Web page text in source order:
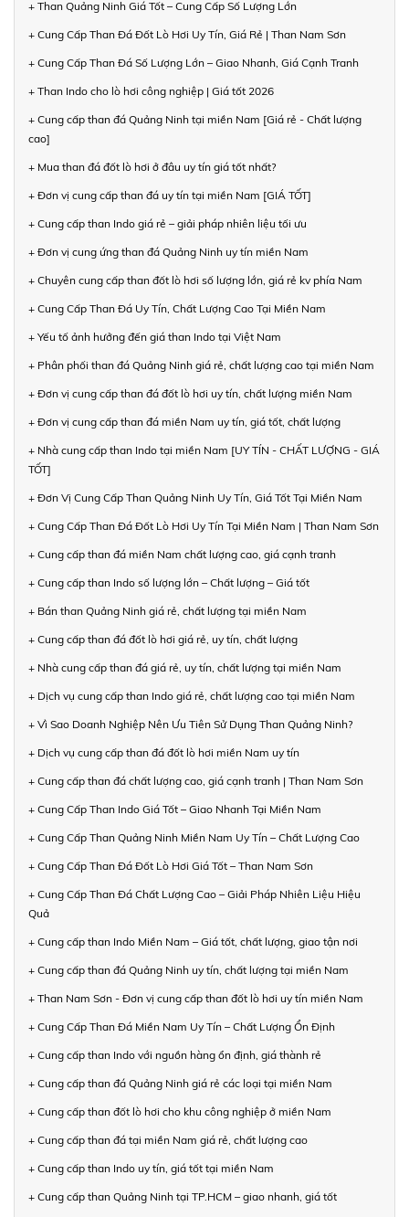
+ Than Quảng Ninh Giá Tốt – Cung Cấp Số Lượng Lớn
+ Cung Cấp Than Đá Đốt Lò Hơi Uy Tín, Giá Rẻ | Than Nam Sơn
+ Cung Cấp Than Đá Số Lượng Lớn – Giao Nhanh, Giá Cạnh Tranh
+ Than Indo cho lò hơi công nghiệp | Giá tốt 2026
+ Cung cấp than đá Quảng Ninh tại miền Nam [Giá rẻ - Chất lượng
cao]
+ Mua than đá đốt lò hơi ở đâu uy tín giá tốt nhất?
+ Đơn vị cung cấp than đá uy tín tại miền Nam [GIÁ TỐT]
+ Cung cấp than Indo giá rẻ – giải pháp nhiên liệu tối ưu
+ Đơn vị cung ứng than đá Quảng Ninh uy tín miền Nam
+ Chuyên cung cấp than đốt lò hơi số lượng lớn, giá rẻ kv phía Nam
+ Cung Cấp Than Đá Uy Tín, Chất Lượng Cao Tại Miền Nam
+ Yếu tố ảnh hưởng đến giá than Indo tại Việt Nam
+ Phân phối than đá Quảng Ninh giá rẻ, chất lượng cao tại miền Nam
+ Đơn vị cung cấp than đá đốt lò hơi uy tín, chất lượng miền Nam
+ Đơn vị cung cấp than đá miền Nam uy tín, giá tốt, chất lượng
+ Nhà cung cấp than Indo tại miền Nam [UY TÍN - CHẤT LƯỢNG - GIÁ
TỐT]
+ Đơn Vị Cung Cấp Than Quảng Ninh Uy Tín, Giá Tốt Tại Miền Nam
+ Cung Cấp Than Đá Đốt Lò Hơi Uy Tín Tại Miền Nam | Than Nam Sơn
+ Cung cấp than đá miền Nam chất lượng cao, giá cạnh tranh
+ Cung cấp than Indo số lượng lớn – Chất lượng – Giá tốt
+ Bán than Quảng Ninh giá rẻ, chất lượng tại miền Nam
+ Cung cấp than đá đốt lò hơi giá rẻ, uy tín, chất lượng
+ Nhà cung cấp than đá giá rẻ, uy tín, chất lượng tại miền Nam
+ Dịch vụ cung cấp than Indo giá rẻ, chất lượng cao tại miền Nam
+ Vì Sao Doanh Nghiệp Nên Ưu Tiên Sử Dụng Than Quảng Ninh?
+ Dịch vụ cung cấp than đá đốt lò hơi miền Nam uy tín
+ Cung cấp than đá chất lượng cao, giá cạnh tranh | Than Nam Sơn
+ Cung Cấp Than Indo Giá Tốt – Giao Nhanh Tại Miền Nam
+ Cung Cấp Than Quảng Ninh Miền Nam Uy Tín – Chất Lượng Cao
+ Cung Cấp Than Đá Đốt Lò Hơi Giá Tốt – Than Nam Sơn
+ Cung Cấp Than Đá Chất Lượng Cao – Giải Pháp Nhiên Liệu Hiệu
Quả
+ Cung cấp than Indo Miền Nam – Giá tốt, chất lượng, giao tận nơi
+ Cung cấp than đá Quảng Ninh uy tín, chất lượng tại miền Nam
+ Than Nam Sơn - Đơn vị cung cấp than đốt lò hơi uy tín miền Nam
+ Cung Cấp Than Đá Miền Nam Uy Tín – Chất Lượng Ổn Định
+ Cung cấp than Indo với nguồn hàng ổn định, giá thành rẻ
+ Cung cấp than đá Quảng Ninh giá rẻ các loại tại miền Nam
+ Cung cấp than đốt lò hơi cho khu công nghiệp ở miền Nam
+ Cung cấp than đá tại miền Nam giá rẻ, chất lượng cao
+ Cung cấp than Indo uy tín, giá tốt tại miền Nam
+ Cung cấp than Quảng Ninh tại TP.HCM – giao nhanh, giá tốt